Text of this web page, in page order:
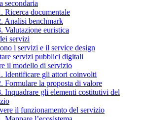
secondaria
Ricerca documentale
Analisi benchmark
Valutazione euristica
servizi
i servizi e il service design
servizi pubblici digitali
il modello di servizio
Identificare gli attori coinvolti
Formulare la proposta di valore
Inquadrare gli elementi costitutivi del
il funzionamento del servizio